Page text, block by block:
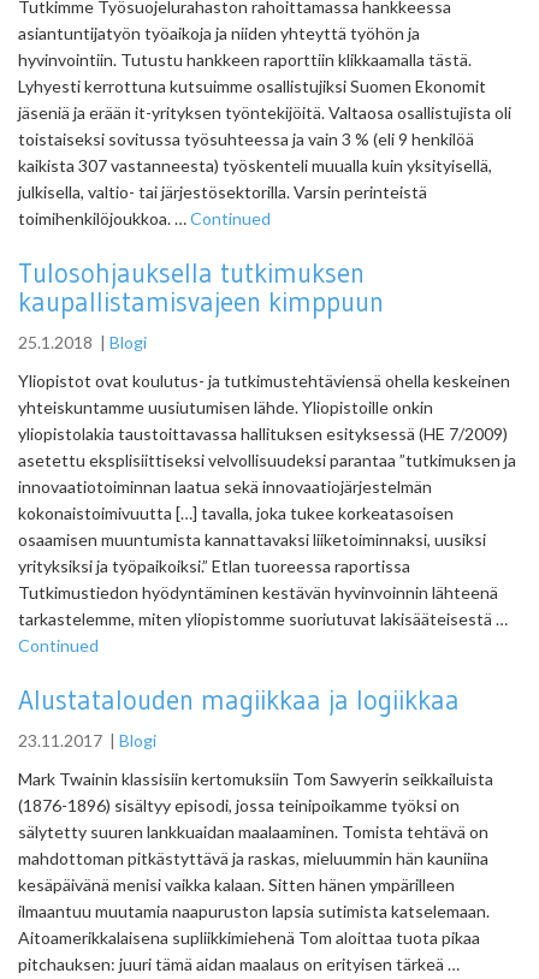
Tutkimme Työsuojelurahaston rahoittamassa hankkeessa
asiantuntijatyön työaikoja ja niiden yhteyttä työhön ja
hyvinvointiin. Tutustu hankkeen raporttiin klikkaamalla tästä.
Lyhyesti kerrottuna kutsuimme osallistujiksi Suomen Ekonomit
jäseniä ja erään it-yrityksen työntekijöitä. Valtaosa osallistujista oli
toistaiseksi sovitussa työsuhteessa ja vain 3 % (eli 9 henkilöä
kaikista 307 vastanneesta) työskenteli muualla kuin yksityisellä,
julkisella, valtio- tai järjestösektorilla. Varsin perinteistä
toimihenkilöjoukkoa. …Continued
Tulosohjauksella tutkimuksen
kaupallistamisvajeen kimppuun
25.1.2018 | Blogi
Yliopistot ovat koulutus- ja tutkimustehtäviensä ohella keskeinen
yhteiskuntamme uusiutumisen lähde. Yliopistoille onkin
yliopistolakia taustoittavassa hallituksen esityksessä (HE 7/2009)
asetettu eksplisiittiseksi velvollisuudeksi parantaa ”tutkimuksen ja
innovaatiotoiminnan laatua sekä innovaatiojärjestelmän
kokonaistoimivuutta […] tavalla, joka tukee korkeatasoisen
osaamisen muuntumista kannattavaksi liiketoiminnaksi, uusiksi
yrityksiksi ja työpaikoiksi.” Etlan tuoreessa raportissa
Tutkimustiedon hyödyntäminen kestävän hyvinvoinnin lähteenä
tarkastelemme, miten yliopistomme suoriutuvat lakisääteisestä …
Continued
Alustatalouden magiikkaa ja logiikkaa
23.11.2017 | Blogi
Mark Twainin klassisiin kertomuksiin Tom Sawyerin seikkailuista
(1876-1896) sisältyy episodi, jossa teinipoikamme työksi on
sälytetty suuren lankkuaidan maalaaminen. Tomista tehtävä on
mahdottoman pitkästyttävä ja raskas, mieluummin hän kauniina
kesäpäivänä menisi vaikka kalaan. Sitten hänen ympärilleen
ilmaantuu muutamia naapuruston lapsia sutimista katselemaan.
Aitoamerikkalaisena supliikkimiehenä Tom aloittaa tuota pikaa
pitchauksen: juuri tämä aidan maalaus on erityisen tärkeä …